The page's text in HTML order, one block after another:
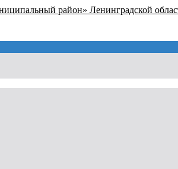
район» Ленинградской